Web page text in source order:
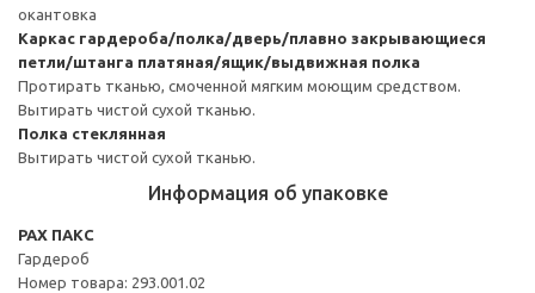
окантовка
Каркас гардероба/полка/дверь/плавно закрывающиеся
петли/штанга платяная/ящик/выдвижная полка
Протирать тканью, смоченной мягким моющим средством.
Вытирать чистой сухой тканью.
Полка стеклянная
Вытирать чистой сухой тканью.
Информация об упаковке
PAX ПАКС
Гардероб
Номер товара: 293.001.02